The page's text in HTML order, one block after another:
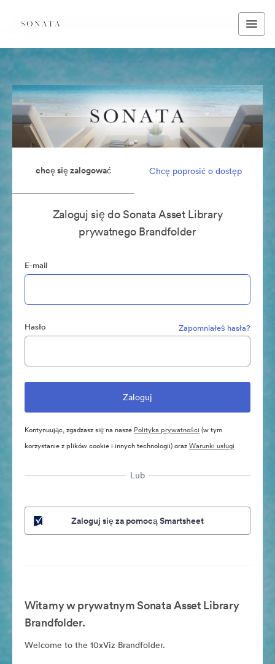
chcę się zalogować Chcę poprosić o dostęp
Zaloguj się do Sonata Asset Library
prywatnego Brandfolder
E-mail
Hasło Zapomniałeś hasła?
Kontynuując, zgadzasz się na nasze Polityka prywatności (w tym
korzystanie z plików cookie i innych technologii) orazWarunki usługi
Lub
Zaloguj się za pomocą Smartsheet
Witamy w prywatnym Sonata Asset Library
Brandfolder.
Welcome to the 10xViz Brandfolder.